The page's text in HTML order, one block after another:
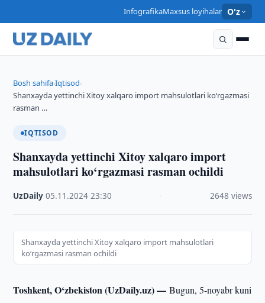
InfografikaMaxsus loyihalar O'z
Bosh sahifa›Iqtisod›
Shanxayda yettinchi Xitoy xalqaro import mahsulotlari ko‘rgazmasi
rasman …
IQTISOD
Shanxayda yettinchi Xitoy xalqaro import
mahsulotlari ko‘rgazmasi rasman ochildi
UzDaily ·05.11.2024 ·23:30 2648 views
Shanxayda yettinchi Xitoy xalqaro import mahsulotlari
ko‘rgazmasi rasman ochildi
Toshkent, O‘zbekiston (UzDaily.uz) —Bugun, 5-noyabr kuni